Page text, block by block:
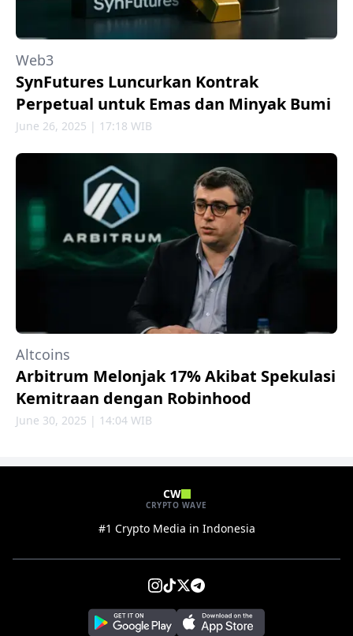
Web3
SynFutures Luncurkan Kontrak
Perpetual untuk Emas dan Minyak Bumi
June 26, 2025 | 17:18 WIB
Altcoins
Arbitrum Melonjak 17% Akibat Spekulasi
Kemitraan dengan Robinhood
June 30, 2025 | 14:04 WIB
CW
CRYPTO WAVE
#1 Crypto Media in Indonesia